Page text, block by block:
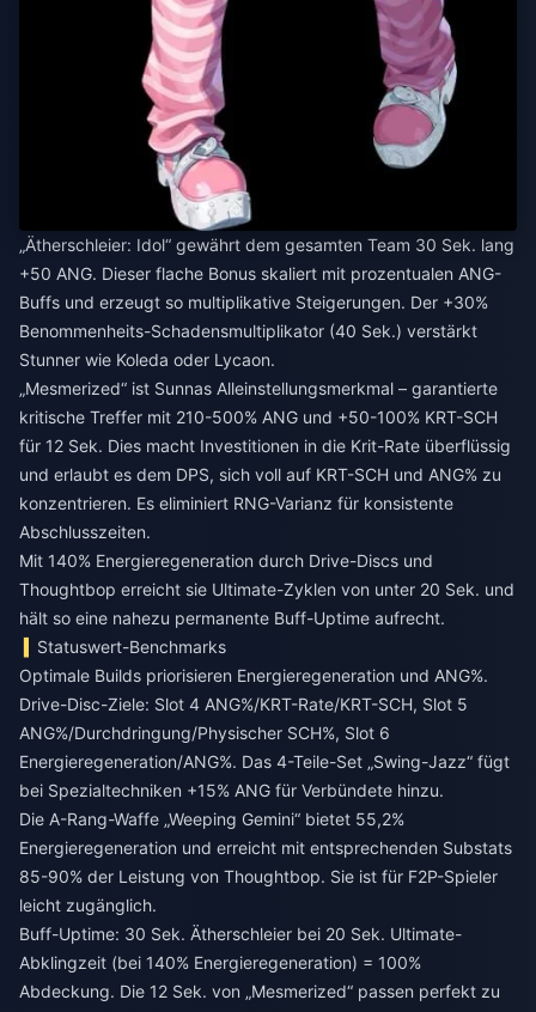
„Ätherschleier: Idol“ gewährt dem gesamten Team 30 Sek. lang
+50 ANG. Dieser flache Bonus skaliert mit prozentualen ANG-
Buffs und erzeugt so multiplikative Steigerungen. Der +30%
Benommenheits-Schadensmultiplikator (40 Sek.) verstärkt
Stunner wie Koleda oder Lycaon.
„Mesmerized“ ist Sunnas Alleinstellungsmerkmal – garantierte
kritische Treffer mit 210-500% ANG und +50-100% KRT-SCH
für 12 Sek. Dies macht Investitionen in die Krit-Rate überflüssig
und erlaubt es dem DPS, sich voll auf KRT-SCH und ANG% zu
konzentrieren. Es eliminiert RNG-Varianz für konsistente
Abschlusszeiten.
Mit 140% Energieregeneration durch Drive-Discs und
Thoughtbop erreicht sie Ultimate-Zyklen von unter 20 Sek. und
hält so eine nahezu permanente Buff-Uptime aufrecht.
Statuswert-Benchmarks
Optimale Builds priorisieren Energieregeneration und ANG%.
Drive-Disc-Ziele: Slot 4 ANG%/KRT-Rate/KRT-SCH, Slot 5
ANG%/Durchdringung/Physischer SCH%, Slot 6
Energieregeneration/ANG%. Das 4-Teile-Set „Swing-Jazz“ fügt
bei Spezialtechniken +15% ANG für Verbündete hinzu.
Die A-Rang-Waffe „Weeping Gemini“ bietet 55,2%
Energieregeneration und erreicht mit entsprechenden Substats
85-90% der Leistung von Thoughtbop. Sie ist für F2P-Spieler
leicht zugänglich.
Buff-Uptime: 30 Sek. Ätherschleier bei 20 Sek. Ultimate-
Abklingzeit (bei 140% Energieregeneration) = 100%
Abdeckung. Die 12 Sek. von „Mesmerized“ passen perfekt zu